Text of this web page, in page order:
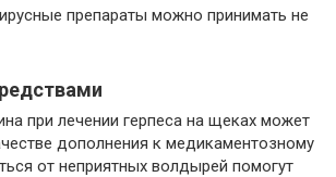
препараты можно принимать не
при лечении герпеса на щеках может
дополнения к медикаментозному
от неприятных волдырей помогут